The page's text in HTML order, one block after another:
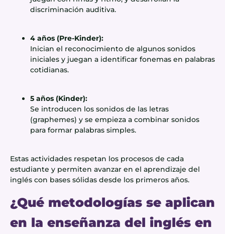
discriminación auditiva.
4 años (Pre-Kinder):
Inician el reconocimiento de algunos sonidos
iniciales y juegan a identificar fonemas en palabras
cotidianas.
5 años (Kinder):
Se introducen los sonidos de las letras
(graphemes) y se empieza a combinar sonidos
para formar palabras simples.
Estas actividades respetan los procesos de cada
estudiante y permiten avanzar en el aprendizaje del
inglés con bases sólidas desde los primeros años.
¿Qué metodologías se aplican
en la enseñanza del inglés en